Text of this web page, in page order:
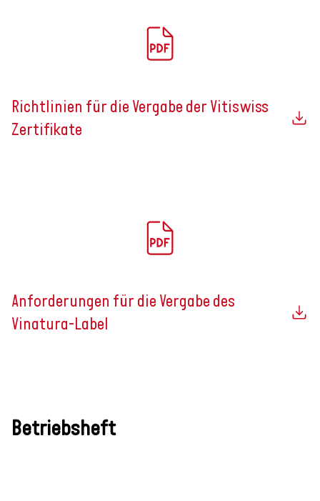
Richtlinien für die Vergabe der Vitiswiss
Zertifikate
Anforderungen für die Vergabe des
Vinatura-Label
Betriebsheft